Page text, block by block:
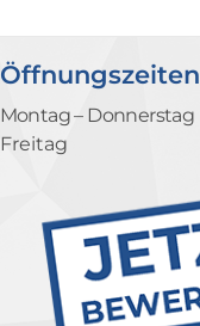
Öffnungszeiten
Montag – Donnerstag
Freitag